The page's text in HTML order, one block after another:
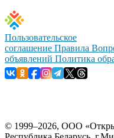
Пользовательское
соглашение Правила
объявлений Политика
© 1999–2026, ООО